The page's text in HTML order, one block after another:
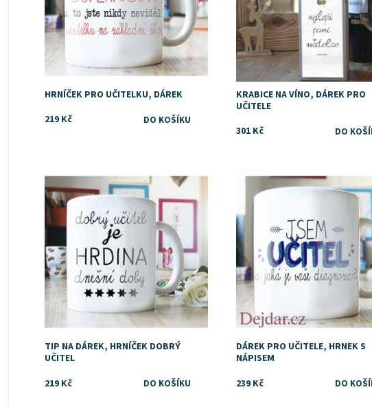
HRNÍČEK PRO UČITELKU, DÁREK
219 Kč
KRABICE NA VÍNO, DÁREK PRO
UČITELE
301 Kč
Dostupnost: Skladem
TIP NA DÁREK, HRNÍČEK DOBRÝ
UČITEL
219 Kč
Dostupnost: Skladem
DÁREK PRO UČITELE, HRNEK S
NÁPISEM
239 Kč